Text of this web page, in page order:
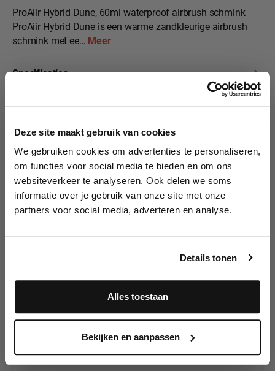
Deze site maakt gebruik van cookies
We gebruiken cookies om advertenties te personaliseren,
om functies voor social media te bieden en om ons
websiteverkeer te analyseren. Ook delen we soms
informatie over je gebruik van onze site met onze
partners voor social media, adverteren en analyse.
Details tonen
Alles toestaan
Bekijken en aanpassen
ProAiir Hybrid Dune, 60ml waterproof airbrush schmink
ProAiir Hybrid Dune is een warme zandkleurige airbrush
schmink met ee… Meer
Specificaties
Beoordelingen
Productgalerij overslaan
Andere ProAiir
Hybrid Producten
ProAiir Hybrid Skintone ST10, 30ml
10% korting?
Lees als eerste over nieuwe producten,
tutorials, aanbiedingen, evenementen,
wedstrijden en meer.
Meld je aan en ontvang direct
Ja, ik meld me aan